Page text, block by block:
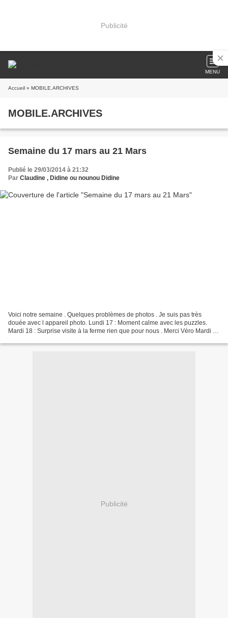
Publicité
MENU
Accueil » MOBILE.ARCHIVES
MOBILE.ARCHIVES
Semaine du 17 mars au 21 Mars
Publié le 29/03/2014 à 21:32
Par Claudine , Didine ou nounou Didine
Voici notre semaine . Quelques problèmes de photos . Je suis pas très
douée avec l appareil photo. Lundi 17 : Moment calme avec les puzzles.
Mardi 18 : Surprise visite à la ferme rien que pour nous . Merci Véro Mardi 18
Publicité